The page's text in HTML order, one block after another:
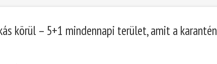
körül – 5+1 mindennapi terület, amit a karantén